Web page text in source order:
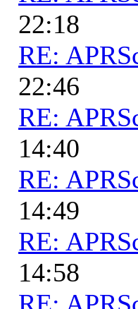
22:18
RE:
22:46
RE:
14:40
RE:
14:49
RE:
14:58
RE: